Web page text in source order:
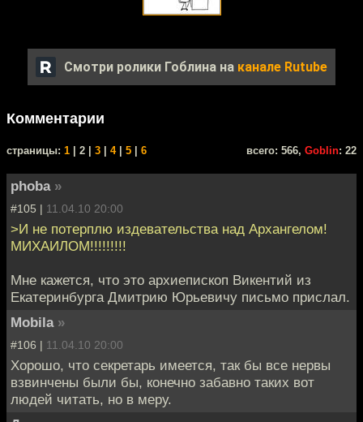
Смотри ролики Гоблина на канале Rutube
Комментарии
cтраницы: 1 | 2 | 3 | 4| 5 | 6 всего: 566, Goblin: 22
phoba »
#105 | 11.04.10 20:00
>И не потерплю издевательства над Архангелом!
МИХАИЛОМ!!!!!!!!!
Мне кажется, что это архиепископ Викентий из
Екатеринбурга Дмитрию Юрьевичу письмо прислал.
Mobila »
#106 | 11.04.10 20:00
Хорошо, что секретарь имеется, так бы все нервы
взвинчены были бы, конечно забавно таких вот
людей читать, но в меру.